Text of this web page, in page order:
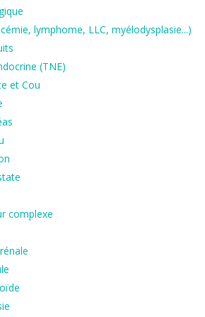
lymphome, LLC, myélodysplasie...)
(TNE)
et Cou
complexe